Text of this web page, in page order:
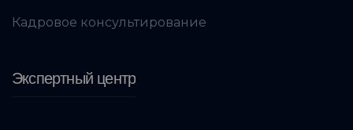
Кадровое консультирование
Экспертный центр